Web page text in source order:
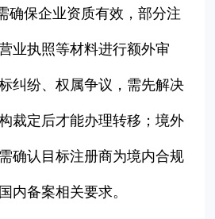
确保企业资质有效，部分注
业执照等材料进行额外审
纠纷、权属争议，需先解决
裁定后才能办理转移；境外
确认目标注册商为境内合规
内备案相关要求。